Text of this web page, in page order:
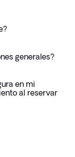
generales?
en mi
al reservar